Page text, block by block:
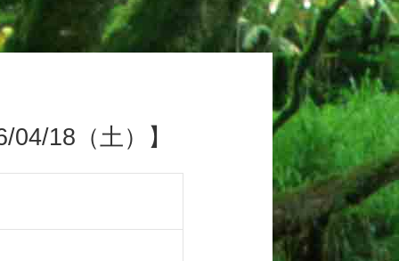
18（土）】